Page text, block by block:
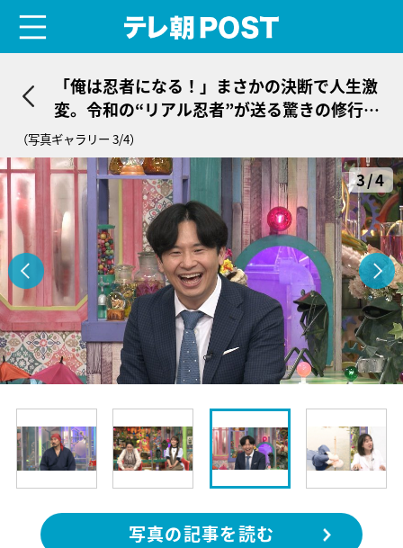
「俺は忍者になる！」まさかの決断で人生激
変。令和の“リアル忍者”が送る驚きの修行生
活
（写真ギャラリー 3/4）
3/4
写真の記事を読む